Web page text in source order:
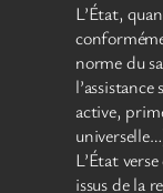
L’État,
norme du
active,
L’État
issus de la